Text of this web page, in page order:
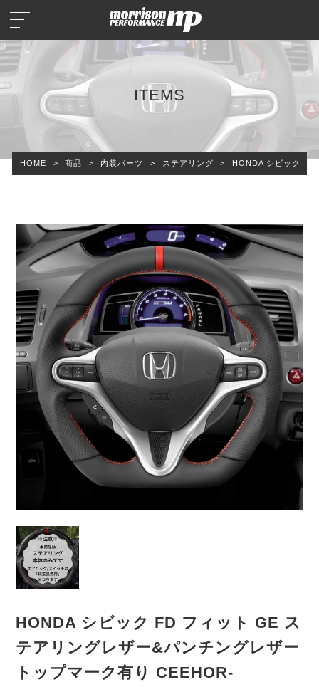
ITEMS
HOME > 商品 > 内装パーツ > ステアリング > HONDA シビック FD
HONDA シビック FD フィット GE ス
テアリングレザー&パンチングレザー
トップマーク有り CEEHOR-